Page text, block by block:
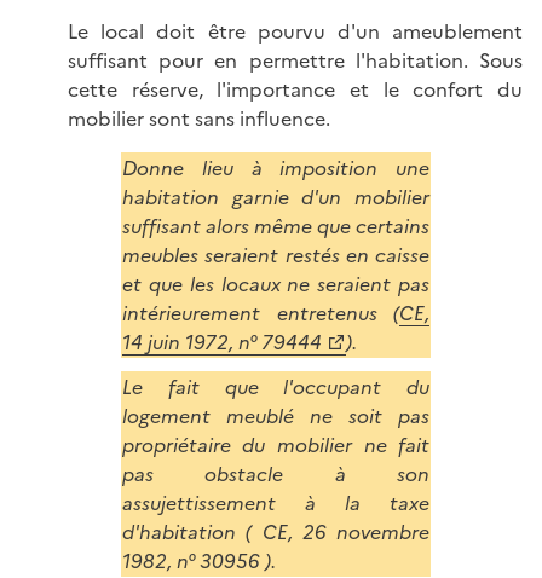
Le local doit être pourvu d'un ameublement
suffisant pour en permettre l'habitation. Sous
cette réserve, l'importance et le confort du
mobilier sont sans influence.
Donne lieu à imposition une
habitation garnie d'un mobilier
suffisant alors même que certains
meubles seraient restés en caisse
et que les locaux ne seraient pas
intérieurement entretenus (CE,
14 juin 1972, n° 79444
).
Le fait que l'occupant du
logement meublé ne soit pas
propriétaire du mobilier ne fait
pas obstacle à son
assujettissement à la taxe
d'habitation ( CE, 26 novembre
1982, n° 30956 ).